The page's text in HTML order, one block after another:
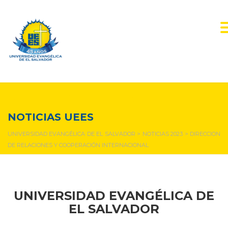
NOTICIAS UEES
UNIVERSIDAD EVANGÉLICA DE EL SALVADOR > NOTICIAS 2023 > DIRECCION
DE RELACIONES Y COOPERACIÓN INTERNACIONAL
UNIVERSIDAD EVANGÉLICA DE
EL SALVADOR